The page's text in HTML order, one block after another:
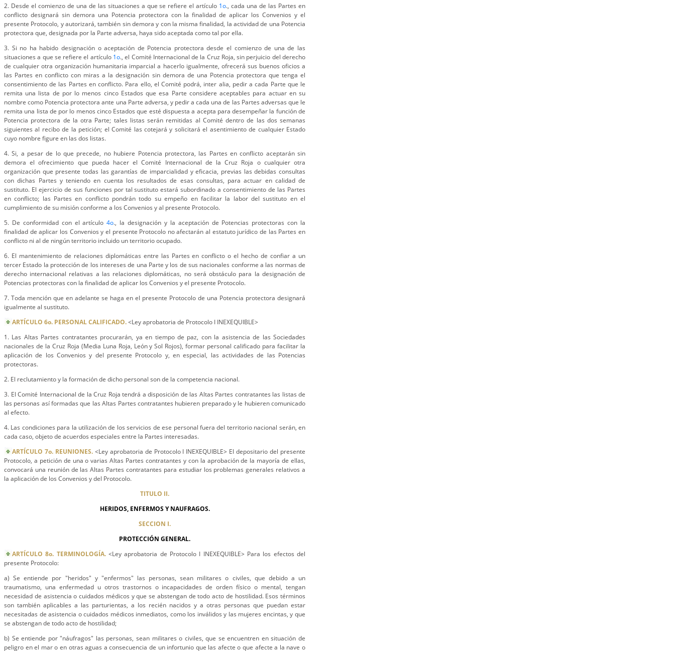
2. Desde el comienzo de una de las situaciones a que se refiere el artículo 1o., cada una de las Partes en
conflicto designará sin demora una Potencia protectora con la finalidad de aplicar los Convenios y el
presente Protocolo, y autorizará, también sin demora y con la misma finalidad, la actividad de una Potencia
protectora que, designada por la Parte adversa, haya sido aceptada como tal por ella.
3. Si no ha habido designación o aceptación de Potencia protectora desde el comienzo de una de las
situaciones a que se refiere el artículo 1o., el Comité Internacional de la Cruz Roja, sin perjuicio del derecho
de cualquier otra organización humanitaria imparcial a hacerlo igualmente, ofrecerá sus buenos oficios a
las Partes en conflicto con miras a la designación sin demora de una Potencia protectora que tenga el
consentimiento de las Partes en conflicto. Para ello, el Comité podrá, inter alia, pedir a cada Parte que le
remita una lista de por lo menos cinco Estados que esa Parte considere aceptables para actuar en su
nombre como Potencia protectora ante una Parte adversa, y pedir a cada una de las Partes adversas que le
remita una lista de por lo menos cinco Estados que esté dispuesta a acepta para desempeñar la función de
Potencia protectora de la otra Parte; tales listas serán remitidas al Comité dentro de las dos semanas
siguientes al recibo de la petición; el Comité las cotejará y solicitará el asentimiento de cualquier Estado
cuyo nombre figure en las dos listas.
4. Si, a pesar de lo que precede, no hubiere Potencia protectora, las Partes en conflicto aceptarán sin
demora el ofrecimiento que pueda hacer el Comité Internacional de la Cruz Roja o cualquier otra
organización que presente todas las garantías de imparcialidad y eficacia, previas las debidas consultas
con dichas Partes y teniendo en cuenta los resultados de esas consultas, para actuar en calidad de
sustituto. El ejercicio de sus funciones por tal sustituto estará subordinado a consentimiento de las Partes
en conflicto; las Partes en conflicto pondrán todo su empeño en facilitar la labor del sustituto en el
cumplimiento de su misión conforme a los Convenios y al presente Protocolo.
5. De conformidad con el artículo4o., la designación y la aceptación de Potencias protectoras con la
finalidad de aplicar los Convenios y el presente Protocolo no afectarán al estatuto jurídico de las Partes en
conflicto ni al de ningún territorio incluido un territorio ocupado.
6. El mantenimiento de relaciones diplomáticas entre las Partes en conflicto o el hecho de confiar a un
tercer Estado la protección de los intereses de una Parte y los de sus nacionales conforme a las normas de
derecho internacional relativas a las relaciones diplomáticas, no será obstáculo para la designación de
Potencias protectoras con la finalidad de aplicar los Convenios y el presente Protocolo.
7. Toda mención que en adelante se haga en el presente Protocolo de una Potencia protectora designará
igualmente al sustituto.
ARTÍCULO 6o. PERSONAL CALIFICADO.<Ley aprobatoria de Protocolo I INEXEQUIBLE>
1. Las Altas Partes contratantes procurarán, ya en tiempo de paz, con la asistencia de las Sociedades
nacionales de la Cruz Roja (Media Luna Roja, León y Sol Rojos), formar personal calificado para facilitar la
aplicación de los Convenios y del presente Protocolo y, en especial, las actividades de las Potencias
protectoras.
2. El reclutamiento y la formación de dicho personal son de la competencia nacional.
3. El Comité Internacional de la Cruz Roja tendrá a disposición de las Altas Partes contratantes las listas de
las personas así formadas que las Altas Partes contratantes hubieren preparado y le hubieren comunicado
al efecto.
4. Las condiciones para la utilización de los servicios de ese personal fuera del territorio nacional serán, en
cada caso, objeto de acuerdos especiales entre la Partes interesadas.
ARTÍCULO 7o. REUNIONES.<Ley aprobatoria de Protocolo I INEXEQUIBLE> El depositario del presente
Protocolo, a petición de una o varias Altas Partes contratantes y con la aprobación de la mayoría de ellas,
convocará una reunión de las Altas Partes contratantes para estudiar los problemas generales relativos a
la aplicación de los Convenios y del Protocolo.
TITULO II.
HERIDOS, ENFERMOS Y NAUFRAGOS.
SECCION I.
PROTECCIÓN GENERAL.
ARTÍCULO 8o. TERMINOLOGÍA.<Ley aprobatoria de Protocolo I INEXEQUIBLE> Para los efectos del
presente Protocolo:
a) Se entiende por "heridos" y "enfermos" las personas, sean militares o civiles, que debido a un
traumatismo, una enfermedad u otros trastornos o incapacidades de orden físico o mental, tengan
necesidad de asistencia o cuidados médicos y que se abstengan de todo acto de hostilidad. Esos términos
son también aplicables a las parturientas, a los recién nacidos y a otras personas que puedan estar
necesitadas de asistencia o cuidados médicos inmediatos, como los inválidos y las mujeres encintas, y que
se abstengan de todo acto de hostilidad;
b) Se entiende por "náufragos" las personas, sean militares o civiles, que se encuentren en situación de
peligro en el mar o en otras aguas a consecuencia de un infortunio que las afecte o que afecte a la nave o